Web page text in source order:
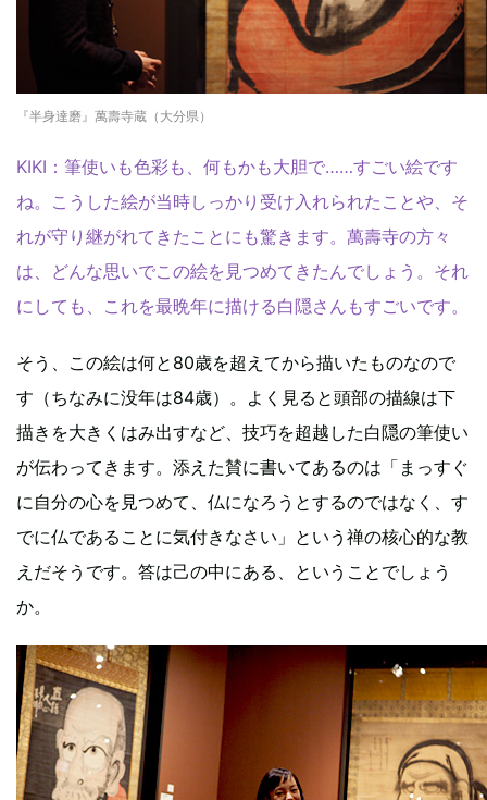
『半身達磨』萬壽寺蔵（大分県）
KIKI：筆使いも色彩も、何もかも大胆で……すごい絵です
ね。こうした絵が当時しっかり受け入れられたことや、そ
れが守り継がれてきたことにも驚きます。萬壽寺の方々
は、どんな思いでこの絵を見つめてきたんでしょう。それ
にしても、これを最晩年に描ける白隠さんもすごいです。
そう、この絵は何と80歳を超えてから描いたものなので
す（ちなみに没年は84歳）。よく見ると頭部の描線は下
描きを大きくはみ出すなど、技巧を超越した白隠の筆使い
が伝わってきます。添えた賛に書いてあるのは「まっすぐ
に自分の心を見つめて、仏になろうとするのではなく、す
でに仏であることに気付きなさい」という禅の核心的な教
えだそうです。答は己の中にある、ということでしょう
か。